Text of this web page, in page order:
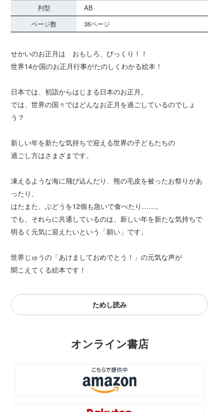
判型
AB
ページ数
36ページ
せかいのお正月は おもしろ、びっくり！！
世界14か国のお正月行事がたのしくわかる絵本！
日本では、初詣からはじまる日本のお正月。
では、世界の国々ではどんなお正月を過ごしているのでしょ
う？
新しい年を新たな気持ちで迎える世界の子どもたちの
過ごし方はさまざまです。
凍えるような海に飛び込んだり、熊の毛皮を被ったお祭りがあ
ったり、
はたまた、ぶどうを12個も急いで食べたり……。
でも、それらに共通しているのは、新しい年を新たな気持ちで
明るく元気に迎えたいという「願い」です。
世界じゅうの「あけましておめでとう！」の元気な声が
聞こえてくる絵本です！
ためし読み
オンライン書店